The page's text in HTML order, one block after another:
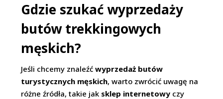
Gdzie szukać wyprzedaży
butów trekkingowych
męskich?
Jeśli chcemy znaleźćwyprzedaż butów
turystycznych męskich, warto zwrócić uwagę na
różne źródła, takie jak sklep internetowy czy